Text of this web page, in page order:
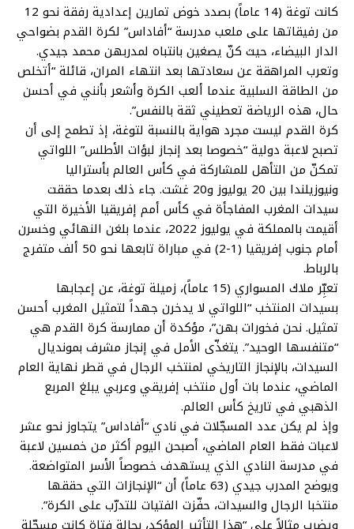
كانت توغة (14 عاماً) بصدد خوض تمارين إعدادية رفقة نحو 12
من رفيقاتها على ملعب مدرسة “أفاداس” لكرة القدم بضواحي
الدار البيضاء، حيث كنّ يصغين بانتباه لمدربهن محمد جيدي.
وتعرب المراهقة عن سعادتها بعد انتهاء المران، قائلة “أتخلص
من الطاقة السلبية عندما ألعب الكرة وأشعر بأنني في أحسن
حال، هذه الرياضة تعطيني ثقة بالنفس”.
كرة القدم ليست مجرد هواية بالنسبة لتوغة، إذ تطمح إلى أن
تصبح لاعبة دولية “خصوصا بعد إنجاز لبؤات الأطلس” اللواتي
تمكنّ من التأهل للمشاركة في كأس العالم بأستراليا
ونيوزيلندا بين 20 يوليوز و20 غشت. جاء ذلك بعدما حققت
سيدات المغرب المفاجأة في كأس أمم إفريقيا الأخيرة التي
أقيمت بالمملكة في يوليوز 2022، عندما بلغن النهائي وخسرن
أمام جنوب إفريقيا (1-2) في مباراة تابعها نحو 50 ألف متفرج
بالرباط.
تعبِّر ملاك المسواري (15 عاماً)، زميلة توغة، عن إعجابها
بسيدات المنتخب “اللواتي لا يدخرن جهداً لتمثيل المغرب أحسن
تمثيل. نحن فخورات بهن”، مؤكدة أن ممارسة كرة القدم هي
“متنفسها الوحيد”. يتغذّى الأمل في إنجاز مشرف بمونديال
السيدات، بالإنجاز التاريخي لمنتخب الرجال في قطر نهاية العام
الماضي، عندما بات أول منتخب إفريقي وعربي يبلغ المربع
الذهبي في تاريخ كأس العالم.
وإذ لم يكن عدد المسجّلات في نادي “أفاداس” يتجاوز نحو عشر
لاعبات فقط العام الماضي، أصبحن اليوم أكثر من خمسين لاعبة
في مدرسة النادي الذي يستهدف خصوصاً الأسر المتواضعة.
ويوضح المدرب جيدي (63 عاماً) أن “الإنجازات التي حققها
منتخبا الرجال والسيدات، حفّزت الفتيات للتدرّب على الكرة”.